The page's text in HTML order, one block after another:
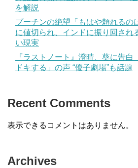
を解説
プーチンの絶望「もはや頼れる
に値切られ、インドに振り回され
い現実
『ラストノート』澄晴、葵に告白
ドキする」の声 “優子劇場”も話題
Recent Comments
表示できるコメントはありません。
Archives